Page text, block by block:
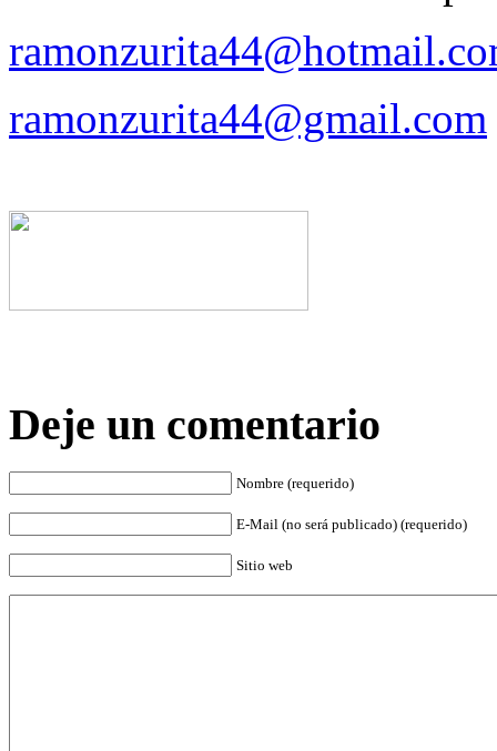
ramonzurita44@gmail.com
Deje un comentario
Nombre (requerido)
E-Mail (no será publicado) (requerido)
Sitio web